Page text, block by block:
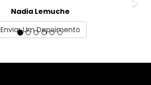
Nadia Lemuche
Enviar Um Depoimento